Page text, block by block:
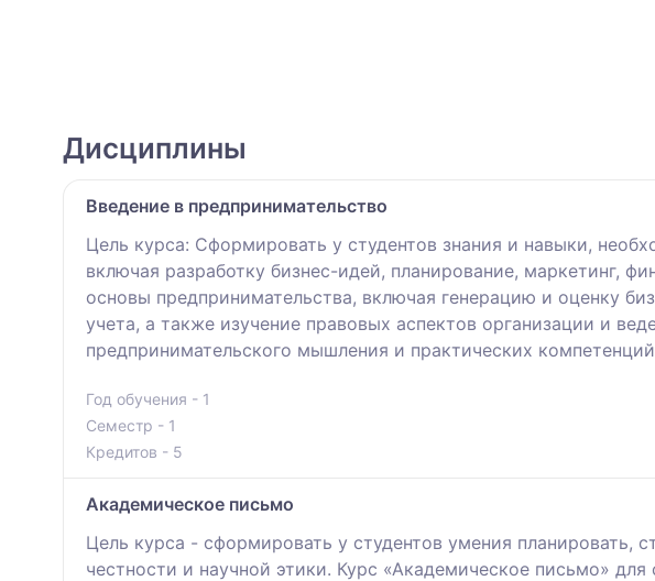
Дисциплины
Введение в предпринимательство
Цель курса: Сформировать у студентов знания и навыки,
включая разработку бизнес-идей, планирование, маркетинг,
основы предпринимательства, включая генерацию и оценку
учета, а также изучение правовых аспектов организации и
предпринимательского мышления и практических
Год обучения - 1
Семестр - 1
Кредитов - 5
Академическое письмо
Цель курса - сформировать у студентов умения планировать,
честности и научной этики. Курс «Академическое письмо»